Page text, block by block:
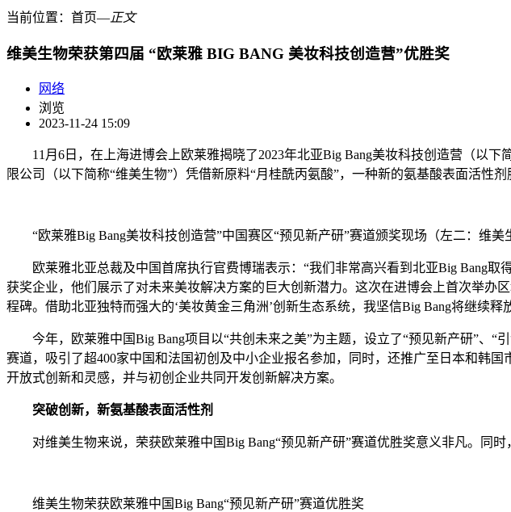
当前位置： 首页―正文
维美生物荣获第四届 “欧莱雅 BIG BANG 美妆科技创造营”优胜奖
网络
浏览
2023-11-24 15:09
11月6日，在上海进博会上欧莱雅揭晓了2023年北亚Big Bang美妆科技创造营（以下
限公司（以下简称“维美生物”）凭借新原料“月桂酰丙氨酸”，一种新的氨基酸表面活性
“欧莱雅Big Bang美妆科技创造营”中国赛区“预见新产研”赛道颁奖现场（左二：维美
欧莱雅北亚总裁及中国首席执行官费博瑞表示：“我们非常高兴看到北亚Big Bang取
获奖企业，他们展示了对未来美妆解决方案的巨大创新潜力。这次在进博会上首次举
程碑。借助北亚独特而强大的‘美妆黄金三角洲’创新生态系统，我坚信Big Bang将继续
今年，欧莱雅中国Big Bang项目以“共创未来之美”为主题，设立了“预见新产研”、“
赛道，吸引了超400家中国和法国初创及中小企业报名参加，同时，还推广至日本和韩
开放式创新和灵感，并与初创企业共同开发创新解决方案。
突破创新，新氨基酸表面活性剂
对维美生物来说，荣获欧莱雅中国Big Bang“预见新产研”赛道优胜奖意义非凡。同时
维美生物荣获欧莱雅中国Big Bang“预见新产研”赛道优胜奖